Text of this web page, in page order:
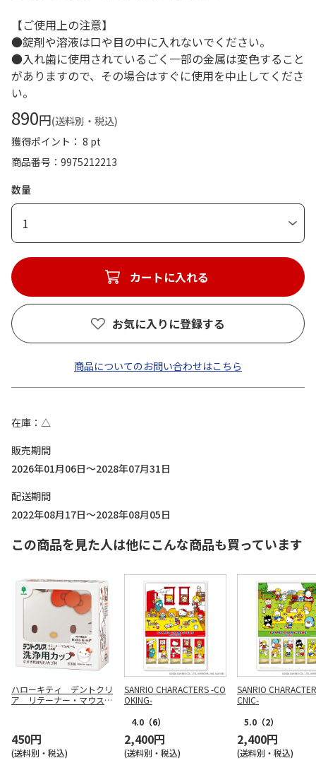
【ご使用上の注意】
●錠剤や溶液は口や目の中に入れないでください。
●入れ歯に使用されているごく一部の金属は変色すること
がありますので、その場合はすぐに使用を中止してくださ
い。
890円(送料別・税込)
獲得ポイント： 8 pt
商品番号
9975212213
数量
1
カートに入れる
お気に入りに登録する
商品についてのお問い合わせはこちら
在庫
△
販売期間
2026年01月06日～2028年07月31日
配送期間
2022年08月17日～2028年08月05日
この商品を見た人は他にこんな商品も買っています
ハローキティ デントクリ
ア リテーナー・マウスピ
450円
(送料別・税込)
SANRIO CHARACTERS -CO
OKING-
4.0 （6）
2,400円
(送料別・税込)
SANRIO
CNIC-
5.0 （2）
2,400円
(送料別・税込)